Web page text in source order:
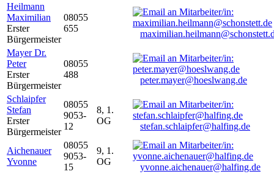
Heilmann
Maximilian
Erster
Bürgermeister
08055
655
Mayer Dr.
Peter
Erster
Bürgermeister
08055
488
peter.mayer@hoeslwang.de
Schlaipfer
Stefan
Erster
Bürgermeister
08055
9053-
12
8, 1.
OG
stefan.schlaipfer@halfing.de
Aichenauer
Yvonne
08055
9053-
15
9, 1.
OG
yvonne.aichenauer@halfing.de